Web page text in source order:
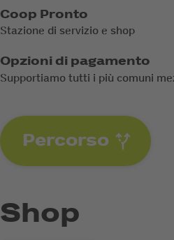
Coop Pronto
Stazione di servizio e shop
Opzioni di pagamento
Supportiamo tutti i più comuni
Percorso
Shop